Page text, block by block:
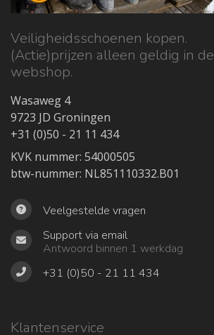
Veiligheidsschoenen kopen.
(Actie)prijzen alleen geldig in de
webshop.
Wasaweg 4
9723 JD Groningen
+31 (0)50 - 21 11 434
KVK nummer: 54000505
btw-nummer: NL851110332.B01
Veelgestelde vragen
Support via email
Antwoord binnen 1 werkdag
+31 (0)50 - 21 11 434
Klantenservice